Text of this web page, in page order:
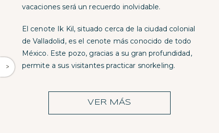
vacaciones será un recuerdo inolvidable.
El cenote Ik Kil, situado cerca de la ciudad colonial
de Valladolid, es el cenote más conocido de todo
México. Este pozo, gracias a su gran profundidad,
permite a sus visitantes practicar snorkeling.
VER MÁS
^